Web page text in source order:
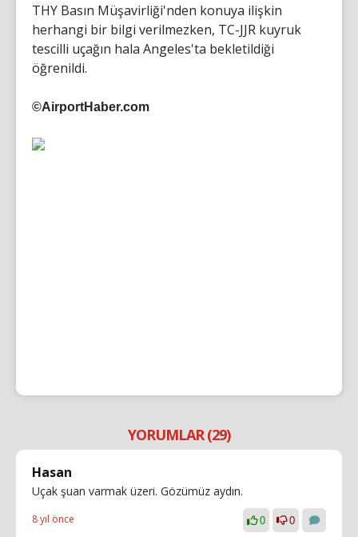
THY Basın Müşavirliği'nden konuya ilişkin
herhangi bir bilgi verilmezken, TC-JJR kuyruk
tescilli uçağın hala Angeles'ta bekletildiği
öğrenildi.
©AirportHaber.com
YORUMLAR (29)
Hasan
Uçak şuan varmak üzeri. Gözümüz aydın.
8 yıl önce 0 0